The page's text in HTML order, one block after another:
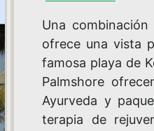
Una combinación
ofrece una vista
famosa playa de
Palmshore
Ayurveda y
terapia de